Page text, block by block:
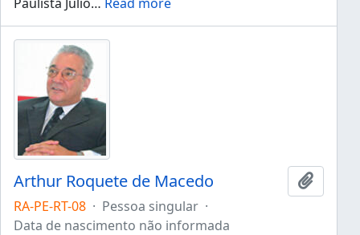
Arthur Roquete de Macedo
RA-PE-RT-08 · Pessoa singular ·
Data de nascimento não informada